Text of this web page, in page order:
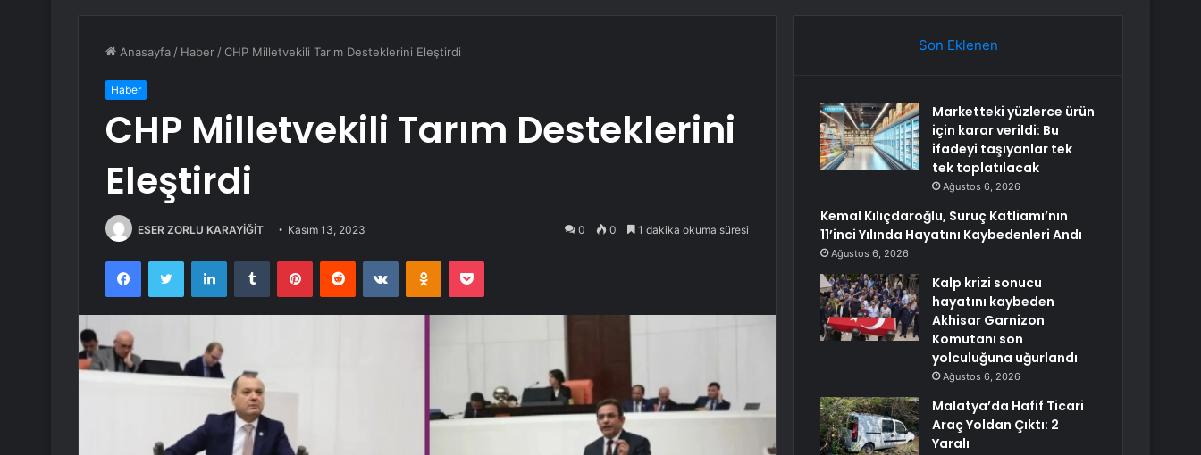
Anasayfa / Haber / CHP Milletvekili Tarım Desteklerini Eleştirdi
Haber
CHP Milletvekili Tarım Desteklerini
Eleştirdi
ESER ZORLU KARAYİĞİT Kasım 13, 2023 0 0 1 dakika okuma süresi
FacebookTwitter LinkedInTumblr PinterestReddit VKontakteOdnoklassniki
Pocket
Son Eklenen
Marketteki yüzlerce ürün
için karar verildi: Bu
ifadeyi taşıyanlar tek
tek toplatılacak
Ağustos 6, 2026
Kemal Kılıçdaroğlu, Suruç Katliamı’nın
11’inci Yılında Hayatını Kaybedenleri Andı
Ağustos 6, 2026
Kalp krizi sonucu
hayatını kaybeden
Akhisar Garnizon
Komutanı son
yolculuğuna uğurlandı
Ağustos 6, 2026
Malatya’da Hafif Ticari
Araç Yoldan Çıktı: 2
Yaralı